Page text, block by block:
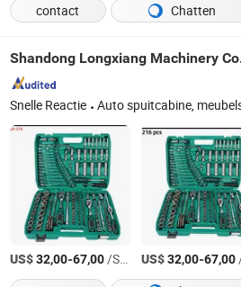
contact
Chatten
Shandong Longxiang Machinery
Snelle Reactie Auto spuitcabine, meubelschilderoven, afzuigtabel, watergordijn spuitcabine, droge spuitcabine,
US$32,00-67,00/Stuk US$32,00-67,00/